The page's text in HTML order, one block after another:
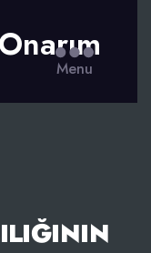
Menu